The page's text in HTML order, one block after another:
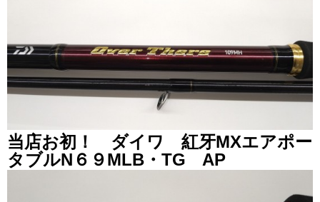
当店お初！ ダイワ 紅牙MXエアポー
タブルN６９MLB・TG AP